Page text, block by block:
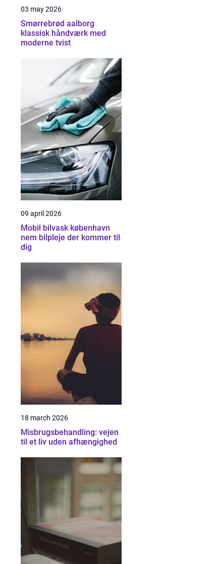
03 may 2026
Smørrebrød aalborg
klassisk håndværk med
moderne tvist
09 april 2026
Mobil bilvask københavn
nem bilpleje der kommer til
dig
18 march 2026
Misbrugsbehandling: vejen
til et liv uden afhængighed